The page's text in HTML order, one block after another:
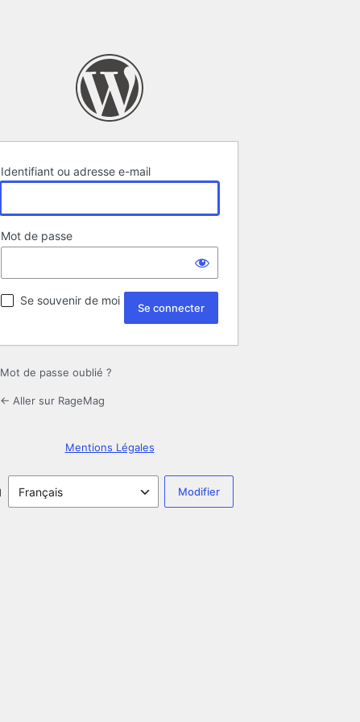
Identifiant ou adresse e-mail
Mot de passe
Se souvenir de moi
Mot de passe oublié ?
← Aller sur RageMag
Mentions Légales
Langue